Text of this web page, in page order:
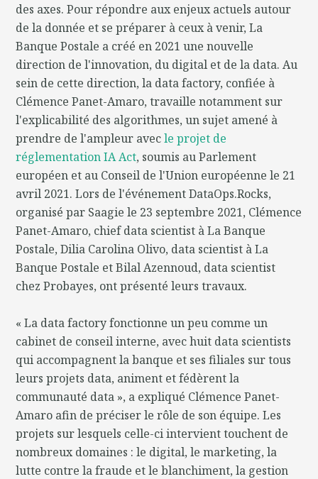
des axes. Pour répondre aux enjeux actuels autour
de la donnée et se préparer à ceux à venir, La
Banque Postale a créé en 2021 une nouvelle
direction de l'innovation, du digital et de la data. Au
sein de cette direction, la data factory, confiée à
Clémence Panet-Amaro, travaille notamment sur
l'explicabilité des algorithmes, un sujet amené à
prendre de l'ampleur avecle projet de
réglementation IA Act, soumis au Parlement
européen et au Conseil de l'Union européenne le 21
avril 2021. Lors de l'événement DataOps.Rocks,
organisé par Saagie le 23 septembre 2021, Clémence
Panet-Amaro, chief data scientist à La Banque
Postale, Dilia Carolina Olivo, data scientist à La
Banque Postale et Bilal Azennoud, data scientist
chez Probayes, ont présenté leurs travaux.
« La data factory fonctionne un peu comme un
cabinet de conseil interne, avec huit data scientists
qui accompagnent la banque et ses filiales sur tous
leurs projets data, animent et fédèrent la
communauté data », a expliqué Clémence Panet-
Amaro afin de préciser le rôle de son équipe. Les
projets sur lesquels celle-ci intervient touchent de
nombreux domaines : le digital, le marketing, la
lutte contre la fraude et le blanchiment, la gestion